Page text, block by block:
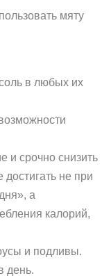
мяту
в любых их
и срочно снизить
не при
а
калорий,
и подливы.
день.